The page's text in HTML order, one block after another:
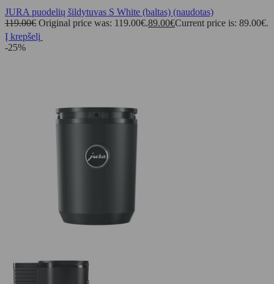
JURA puodelių šildytuvas S White (baltas) (naudotas)
119.00€ Original price was: 119.00€.89.00€Current price is: 89.00€.
Į krepšelį
-25%